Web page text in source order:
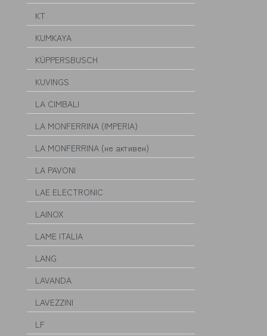
KT
KUMKAYA
KÜPPERSBUSCH
KUVINGS
LA CIMBALI
LA MONFERRINA (IMPERIA)
LA MONFERRINA (не активен)
LA PAVONI
LAE ELECTRONIC
LAINOX
LAME ITALIA
LANG
LAVANDA
LAVEZZINI
LF